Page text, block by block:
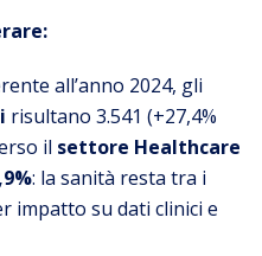
all’anno 2024, gli
risultano 3.541 (+27,4%
il settore Healthcare
: la sanità resta tra i
impatto su dati clinici e